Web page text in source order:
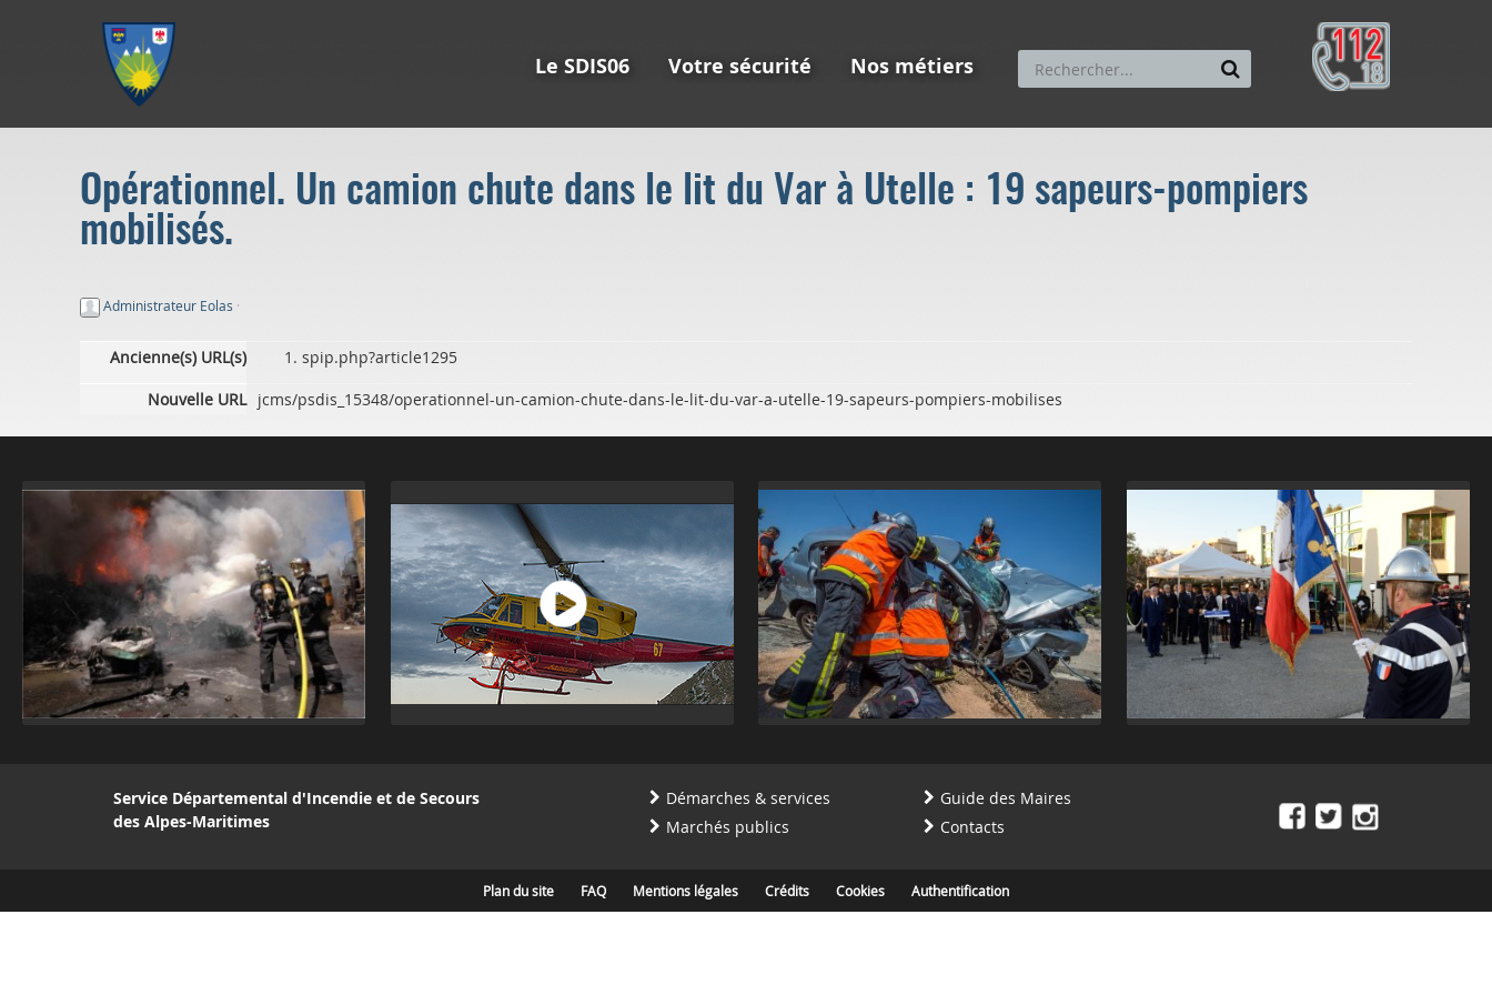
Le SDIS06 Votre sécurité Nos métiers
Opérationnel. Un camion chute dans le lit du Var à Utelle : 19 sapeurs-pompiers
mobilisés.
Administrateur Eolas ·
Ancienne(s) URL(s)
spip.php?article1295
Nouvelle URL jcms/psdis_15348/operationnel-un-camion-chute-dans-le-lit-du-var-a-utelle-19-sapeurs-pompiers-mobilises
Service Départemental d'Incendie et de Secours
des Alpes-Maritimes
Démarches & services
Marchés publics
Guide des Maires
Contacts
Plan du site FAQ Mentions légales Crédits Cookies Authentification